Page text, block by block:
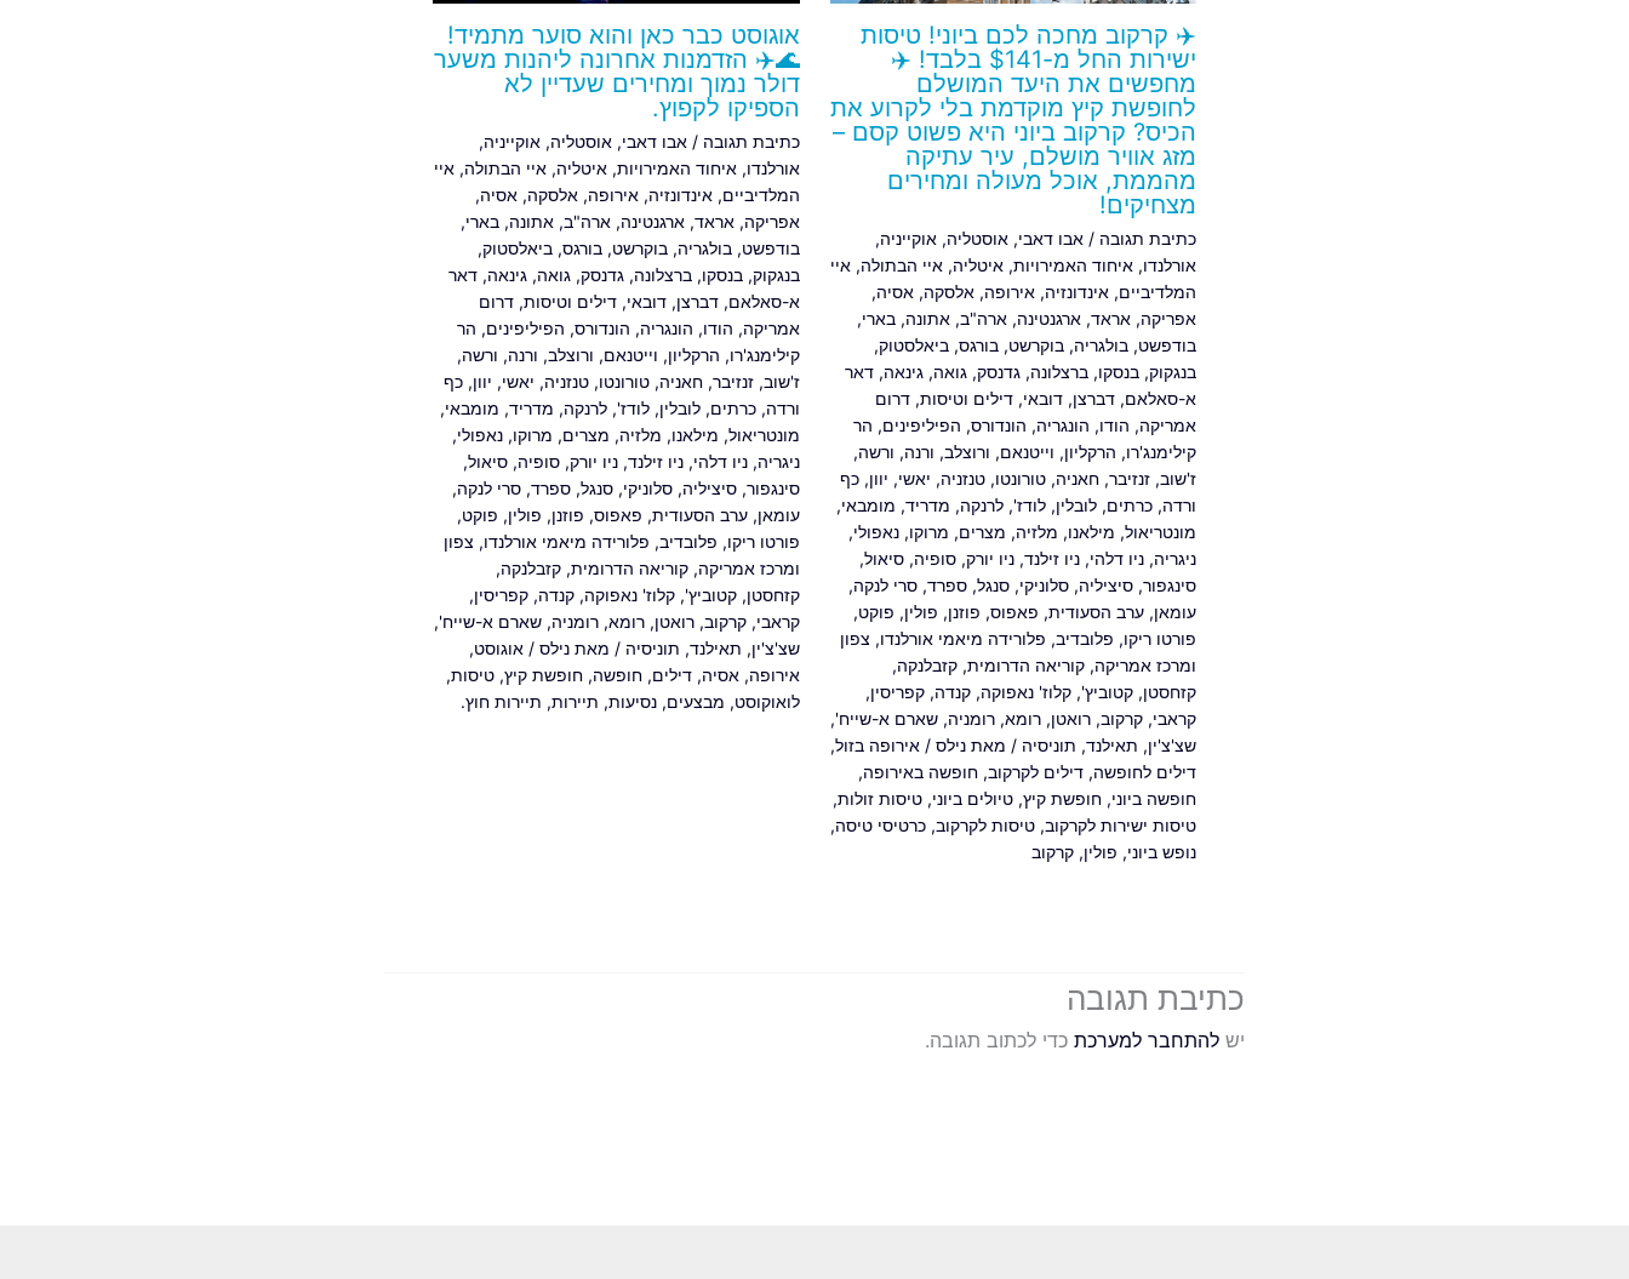
✈️ קרקוב מחכה לכם ביוני! טיסות
ישירות החל מ-$141 בלבד! ✈️
מחפשים את היעד המושלם
לחופשת קיץ מוקדמת בלי לקרוע את
הכיס? קרקוב ביוני היא פשוט קסם –
מזג אוויר מושלם, עיר עתיקה
מהממת, אוכל מעולה ומחירים
מצחיקים!
כתיבת תגובה / אבו דאבי, אוסטליה, אוקייניה,
אורלנדו, איחוד האמירויות, איטליה, איי הבתולה, איי
המלדיביים, אינדונזיה, אירופה, אלסקה, אסיה,
אפריקה, אראד, ארגנטינה, ארה"ב, אתונה, בארי,
בודפשט, בולגריה, בוקרשט, בורגס, ביאלסטוק,
בנגקוק, בנסקו, ברצלונה, גדנסק, גואה, גינאה, דאר
א-סאלאם, דברצן, דובאי, דילים וטיסות, דרום
אמריקה, הודו, הונגריה, הונדורס, הפיליפינים, הר
קילימנג'רו, הרקליון, וייטנאם, ורוצלב, ורנה, ורשה,
ז'שוב, זנזיבר, חאניה, טורונטו, טנזניה, יאשי, יוון, כף
ורדה, כרתים, לובלין, לודז', לרנקה, מדריד, מומבאי,
מונטריאול, מילאנו, מלזיה, מצרים, מרוקו, נאפולי,
ניגריה, ניו דלהי, ניו זילנד, ניו יורק, סופיה, סיאול,
סינגפור, סיציליה, סלוניקי, סנגל, ספרד, סרי לנקה,
עומאן, ערב הסעודית, פאפוס, פוזנן, פולין, פוקט,
פורטו ריקו, פלובדיב, פלורידה מיאמי אורלנדו, צפון
ומרכז אמריקה, קוריאה הדרומית, קזבלנקה,
קזחסטן, קטוביץ', קלוז' נאפוקה, קנדה, קפריסין,
קראבי, קרקוב, רואטן, רומא, רומניה, שארם א-שייח',
שצ'צ'ין, תאילנד, תוניסיה / מאת נילס / אירופה בזול,
דילים לחופשה, דילים לקרקוב, חופשה באירופה,
חופשה ביוני, חופשת קיץ, טיולים ביוני, טיסות זולות,
טיסות ישירות לקרקוב, טיסות לקרקוב, כרטיסי טיסה,
נופש ביוני, פולין, קרקוב
אוגוסט כבר כאן והוא סוער מתמיד!
🌊✈️ הזדמנות אחרונה ליהנות משער
דולר נמוך ומחירים שעדיין לא
הספיקו לקפוץ.
כתיבת תגובה /אבו דאבי,אוסטליה,אוקייניה,
אורלנדו,איחוד האמירויות,איטליה,איי הבתולה,איי
המלדיביים,אינדונזיה,אירופה,אלסקה,אסיה,
אפריקה,אראד,ארגנטינה,ארה"ב,אתונה,בארי,
בודפשט,בולגריה,בוקרשט,בורגס,ביאלסטוק,
בנגקוק,בנסקו,ברצלונה,גדנסק,גואה,גינאה,דאר
א-סאלאם,דברצן,דובאי,דילים וטיסות,דרום
אמריקה, הודו, הונגריה, הונדורס, הפיליפינים, הר
קילימנג'רו, הרקליון, וייטנאם, ורוצלב, ורנה, ורשה,
ז'שוב,זנזיבר,חאניה,טורונטו,טנזניה, יאשי, יוון,כף
ורדה,כרתים,לובלין,לודז',לרנקה, מדריד, מומבאי,
מונטריאול, מילאנו, מלזיה, מצרים, מרוקו,נאפולי,
ניגריה,ניו דלהי,ניו זילנד,ניו יורק,סופיה,סיאול,
סינגפור,סיציליה,סלוניקי,סנגל,ספרד,סרי לנקה,
עומאן,ערב הסעודית, פאפוס, פוזנן, פולין, פוקט,
פורטו ריקו, פלובדיב, פלורידה מיאמי אורלנדו, צפון
ומרכז אמריקה,קוריאה הדרומית,קזבלנקה,
קזחסטן,קטוביץ',קלוז' נאפוקה,קנדה,קפריסין,
קראבי,קרקוב,רואטן,רומא,רומניה,שארם א-שייח',
שצ'צ'ין, תאילנד, תוניסיה / מאתנילס/אוגוסט,
אירופה,אסיה,דילים,חופשה,חופשת קיץ,טיסות,
לואוקוסט, מבצעים,נסיעות, תיירות, תיירות חוץ.
כתיבת תגובה
יש להתחבר למערכת כדי לכתוב תגובה.